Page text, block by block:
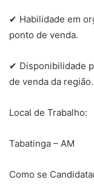
✔ Habilidade em
ponto de venda.
✔ Disponibilidade
de venda da região.
Local de Trabalho:
Tabatinga – AM
Como se